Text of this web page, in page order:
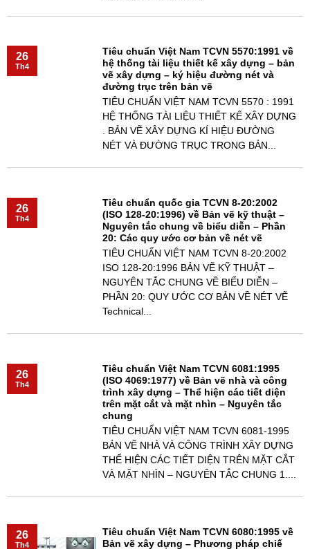
Tiêu chuẩn Việt Nam TCVN 5570:1991 về
hệ thống tài liệu thiết kế xây dựng – bản
vẽ xây dựng – ký hiệu đường nét và
đường trục trên bản vẽ
TIÊU CHUẨN VIỆT NAM TCVN 5570 : 1991
HỆ THỐNG TÀI LIỆU THIẾT KẾ XÂY DỰNG
. BẢN VẼ XÂY DỰNG KÍ HIỆU ĐƯỜNG
NÉT VÀ ĐƯỜNG TRỤC TRONG BẢN...
26
Th4
Tiêu chuẩn quốc gia TCVN 8-20:2002
(ISO 128-20:1996) về Bản vẽ kỹ thuật –
Nguyên tắc chung về biểu diễn – Phần
20: Các quy ước cơ bản về nét vẽ
TIÊU CHUẨN VIỆT NAM TCVN 8-20:2002
ISO 128-20:1996 BẢN VẼ KỸ THUẬT –
NGUYÊN TẮC CHUNG VỀ BIỂU DIỄN –
PHẦN 20: QUY ƯỚC CƠ BẢN VỀ NÉT VẼ
Technical...
26
Th4
Tiêu chuẩn Việt Nam TCVN 6081:1995
(ISO 4069:1977) về Bản vẽ nhà và công
trình xây dựng – Thể hiện các tiết diện
trên mặt cắt và mặt nhìn – Nguyên tắc
chung
TIÊU CHUẨN VIỆT NAM TCVN 6081-1995
BẢN VẼ NHÀ VÀ CÔNG TRÌNH XÂY DỰNG
THỂ HIỆN CÁC TIẾT DIỆN TRÊN MẶT CẮT
VÀ MẶT NHÌN – NGUYÊN TẮC CHUNG 1....
26
Th4
Tiêu chuẩn Việt Nam TCVN 6080:1995 về
Bản vẽ xây dựng – Phương pháp chiế
26
Th4